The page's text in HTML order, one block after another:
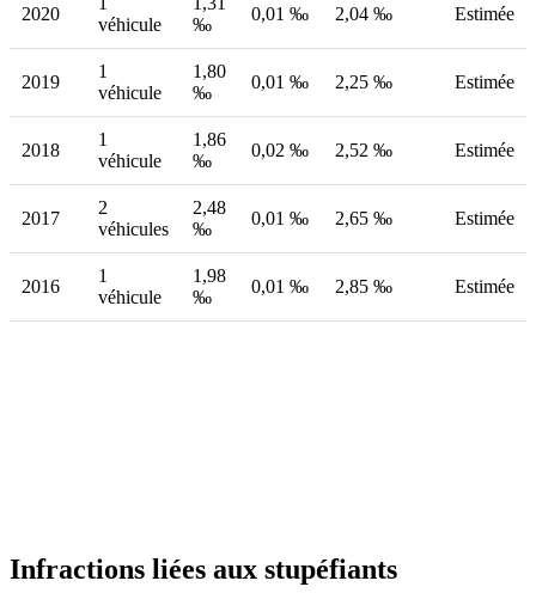
2020
véhicule
‰
0,01 ‰ 2,04 ‰ Estimée
2019
1
véhicule
1,80
‰
0,01 ‰ 2,25 ‰ Estimée
2018
1
véhicule
1,86
‰
0,02 ‰ 2,52 ‰ Estimée
2017
2
véhicules
2,48
‰
0,01 ‰ 2,65 ‰ Estimée
2016
1
véhicule
1,98
‰
0,01 ‰ 2,85 ‰ Estimée
Infractions liées aux stupéfiants